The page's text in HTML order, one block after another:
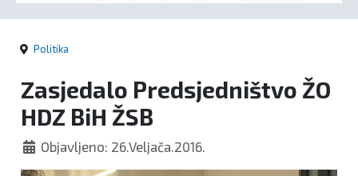
Politika
Zasjedalo Predsjedništvo ŽO
HDZ BiH ŽSB
Objavljeno: 26.Veljača.2016.